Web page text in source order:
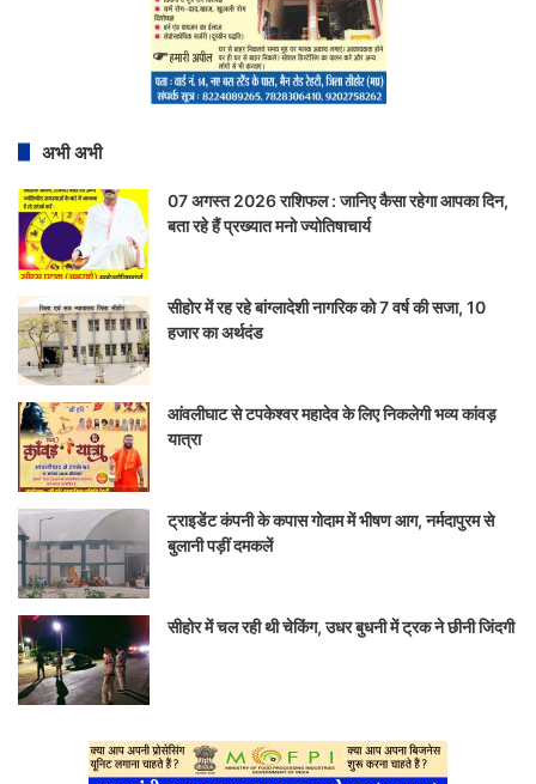
अभी अभी
07 अगस्त 2026 राशिफल : जानिए कैसा रहेगा आपका दिन,
बता रहे हैं प्रख्यात मनो ज्योतिषाचार्य
सीहोर में रह रहे बांग्लादेशी नागरिक को 7 वर्ष की सजा, 10
हजार का अर्थदंड
आंवलीघाट से टपकेश्वर महादेव के लिए निकलेगी भव्य कांवड़
यात्रा
ट्राइडेंट कंपनी के कपास गोदाम में भीषण आग, नर्मदापुरम से
बुलानी पड़ीं दमकलें
सीहोर में चल रही थी चेकिंग, उधर बुधनी में ट्रक ने छीनी जिंदगी